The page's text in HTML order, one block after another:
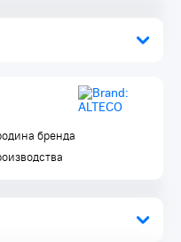
— увеличенный ресурс,
— надежная
местах.
и аккуратного
бренда